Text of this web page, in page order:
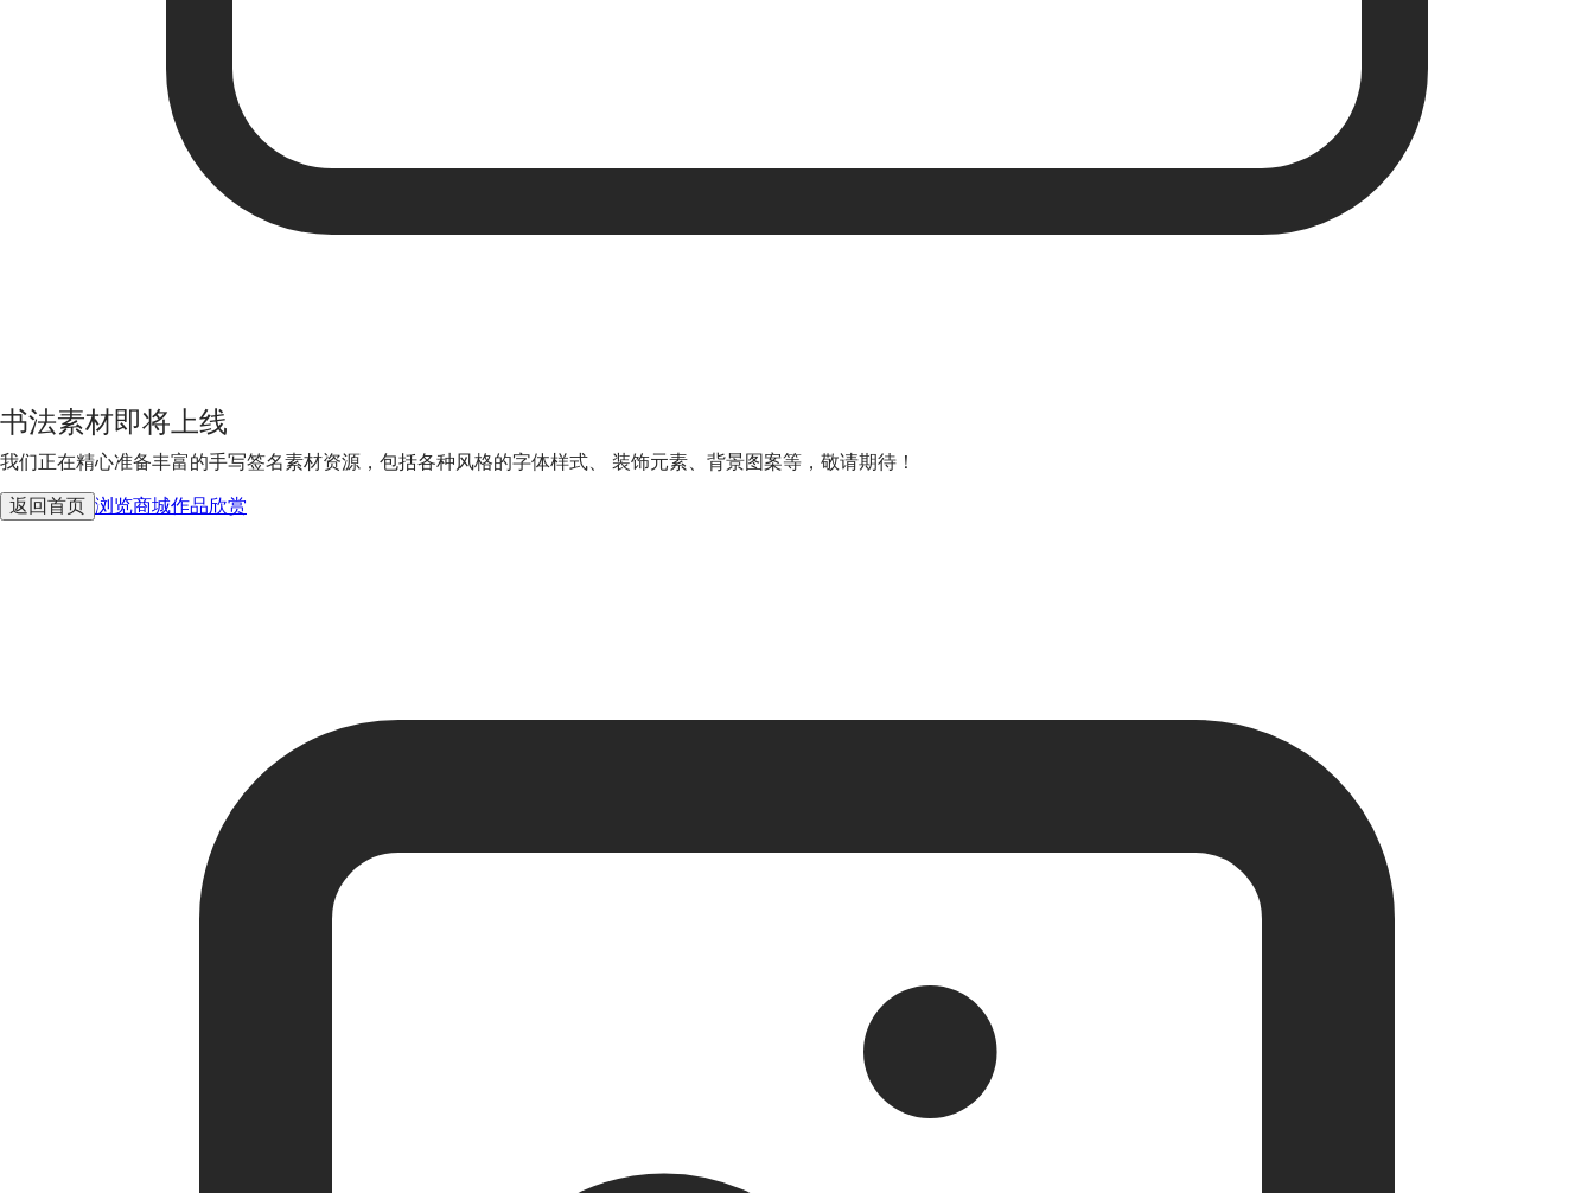
书法素材即将上线
我们正在精心准备丰富的手写签名素材资源，包括各种风格的字体样式、 装饰元素、背景图案等，敬请期待！
返回首页 浏览商城作品欣赏